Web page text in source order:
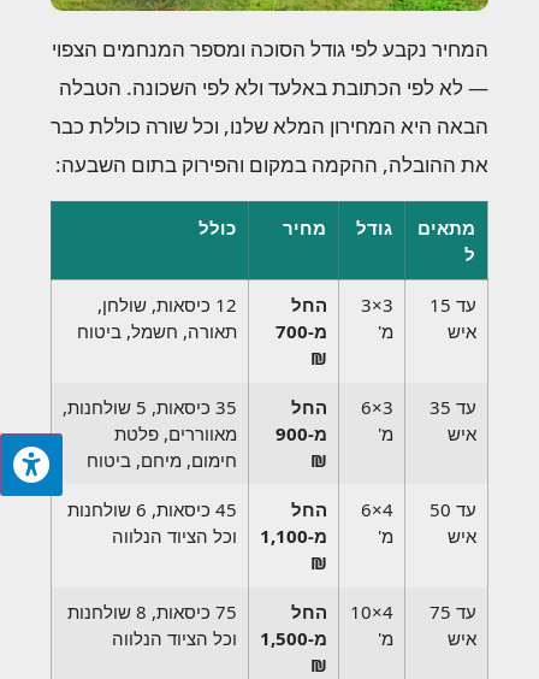
המחיר נקבע לפי גודל הסוכה ומספר המנחמים הצפוי
— לא לפי הכתובת באלעד ולא לפי השכונה. הטבלה
הבאה היא המחירון המלא שלנו, וכל שורה כוללת כבר
את ההובלה, ההקמה במקום והפירוק בתום השבעה:
מתאים
ל
גודל מחיר כולל
עד 15
איש
3×3
מ'
החל
מ-700
₪
12 כיסאות, שולחן,
תאורה, חשמל, ביטוח
עד 35
איש
3×6
מ'
החל
מ-900
₪
35 כיסאות, 5 שולחנות,
מאווררים, פלטת
חימום, מיחם, ביטוח
עד 50
איש
4×6
מ'
החל
מ-1,100
₪
45 כיסאות, 6 שולחנות
וכל הציוד הנלווה
עד 75
איש
4×10
מ'
החל
מ-1,500
₪
75 כיסאות, 8 שולחנות
וכל הציוד הנלווה